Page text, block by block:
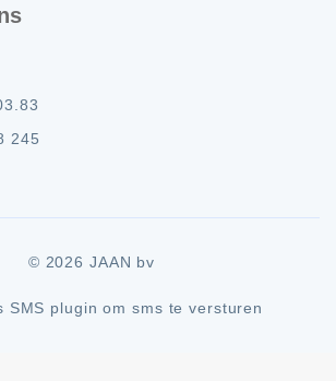
245
© 2026 JAAN bv
SMS plugin om sms te versturen